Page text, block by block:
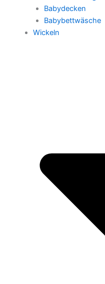
Babydecken
Babybettwäsche
Wickeln